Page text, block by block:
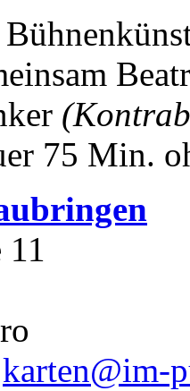
75 Min.
karten@im-